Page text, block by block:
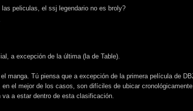
peliculas, el ssj legendario no es broly?
a excepción de la última (la de Table).
manga. Tú piensa que a excepción de la primera película de
el mejor de los casos, son difíciles de ubicar
a estar dentro de esta clasificación.